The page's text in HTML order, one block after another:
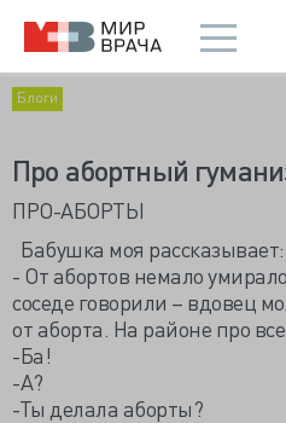
Блоги
Про абортный
ПРО-АБОРТЫ
Бабушка моя рассказывает:
- От абортов немало
соседе говорили – вдовец
от аборта. На районе про
-Ба!
-А?
-Ты делала аборты?